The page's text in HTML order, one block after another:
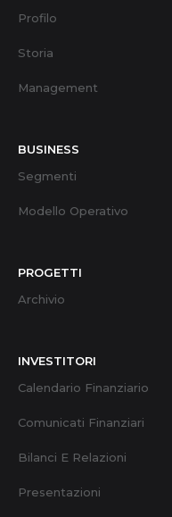
Profilo
Storia
Management
BUSINESS
Segmenti
Modello Operativo
PROGETTI
Archivio
INVESTITORI
Calendario Finanziario
Comunicati Finanziari
Bilanci E Relazioni
Presentazioni